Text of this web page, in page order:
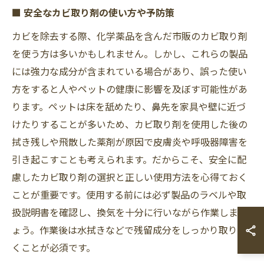
■ 安全なカビ取り剤の使い方や予防策
カビを除去する際、化学薬品を含んだ市販のカビ取り剤
を使う方は多いかもしれません。しかし、これらの製品
には強力な成分が含まれている場合があり、誤った使い
方をすると人やペットの健康に影響を及ぼす可能性があ
ります。ペットは床を舐めたり、鼻先を家具や壁に近づ
けたりすることが多いため、カビ取り剤を使用した後の
拭き残しや飛散した薬剤が原因で皮膚炎や呼吸器障害を
引き起こすことも考えられます。だからこそ、安全に配
慮したカビ取り剤の選択と正しい使用方法を心得ておく
ことが重要です。使用する前には必ず製品のラベルや取
扱説明書を確認し、換気を十分に行いながら作業しまし
ょう。作業後は水拭きなどで残留成分をしっかり取り除
くことが必須です。